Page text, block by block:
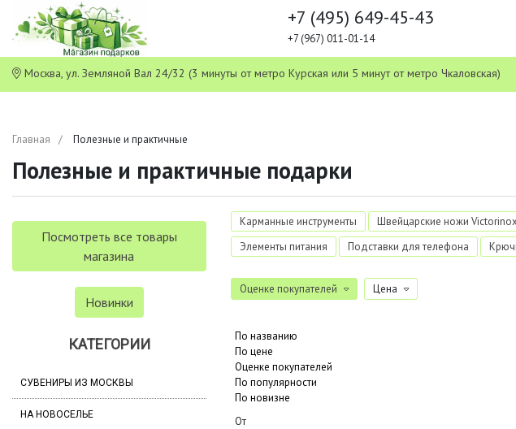
+7 (495) 649-45-43
+7 (967) 011-01-14
Москва, ул. Земляной Вал 24/32 (3 минуты от метро Курская или 5 минут от метро Чкаловская)
Главная Полезные и практичные
Полезные и практичные подарки
Посмотреть все товары
магазина
Новинки
КАТЕГОРИИ
СУВЕНИРЫ ИЗ МОСКВЫ
НА НОВОСЕЛЬЕ
Карманные инструменты Швейцарские ножи
Элементы питания
Подставки для телефона
Оценке покупателей Цена
По названию
По цене
Оценке покупателей
По популярности
По новизне
От